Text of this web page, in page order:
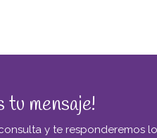
tu mensaje!
y te responderemos